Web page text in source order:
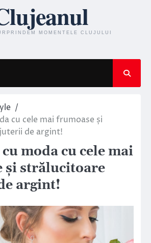
cu cele mai frumoase și
de argint!
moda cu cele mai
și strălucitoare
argint!